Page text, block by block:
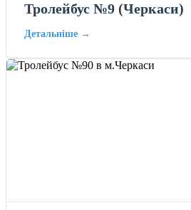
Тролейбус №9 (Черкаси)
Детальніше →